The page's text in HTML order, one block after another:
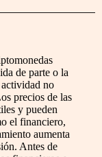
de parte o la
no
precios de las
y pueden
el financiero,
aumenta
Antes de